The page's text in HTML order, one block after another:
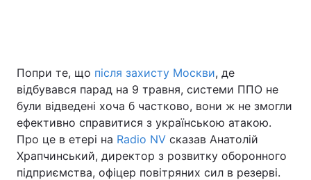
Попри те, що після захисту Москви, де
відбувався парад на 9 травня, системи ППО не
були відведені хоча б частково, вони ж не змогли
ефективно справитися з українською атакою.
Про це в етері на Radio NV сказав Анатолій
Храпчинський, директор з розвитку оборонного
підприємства, офіцер повітряних сил в резерві.